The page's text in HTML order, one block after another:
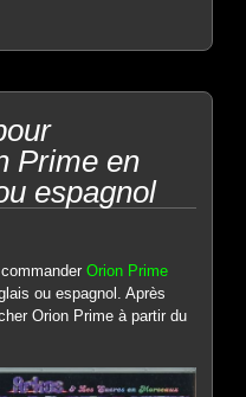
Prime en
espagnol
Orion Prime
ou espagnol. Après
Orion Prime à partir du